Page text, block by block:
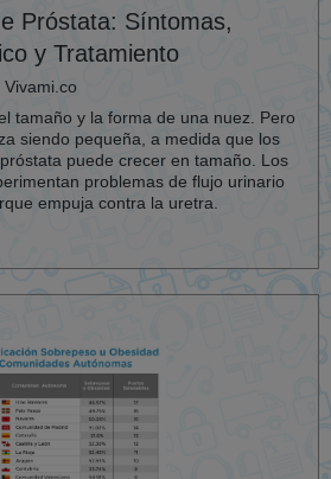
Próstata: Síntomas,
y Tratamiento
Vivami.co
tamaño y la forma de una nuez. Pero
siendo pequeña, a medida que los
puede crecer en tamaño. Los
problemas de flujo urinario
empuja contra la uretra.